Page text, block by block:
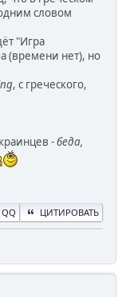
словом
"Игра
(времени нет), но
, с греческого,
-беда,
QQ ЦИТИРОВАТЬ